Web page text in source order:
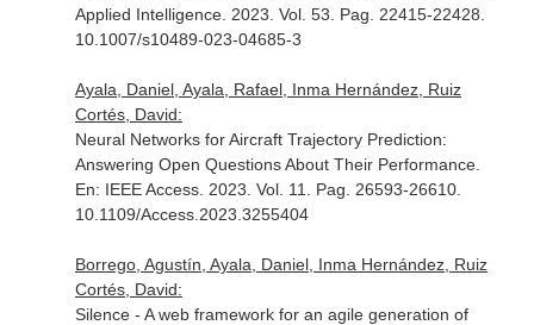
Applied Intelligence. 2023. Vol. 53. Pag. 22415-22428.
10.1007/s10489-023-04685-3
Ayala, Daniel, Ayala, Rafael, Inma Hernández, Ruiz
Cortés, David:
Neural Networks for Aircraft Trajectory Prediction:
Answering Open Questions About Their Performance.
En: IEEE Access. 2023. Vol. 11. Pag. 26593-26610.
10.1109/Access.2023.3255404
Borrego, Agustín, Ayala, Daniel, Inma Hernández, Ruiz
Cortés, David:
Silence - A web framework for an agile generation of